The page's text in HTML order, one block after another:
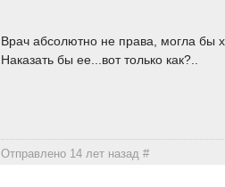
Врач абсолютно не права, могла бы
Наказать бы ее...вот только как?..
Отправлено 14 лет назад#